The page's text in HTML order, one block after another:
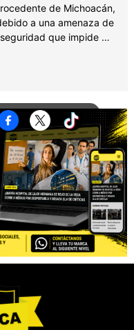
sus ingresos tras la
Jolie asegura que
la petición es …